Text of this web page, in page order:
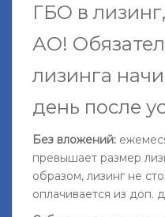
ГБО в
АО!
лизинга
день после
Без вложений:
превышает размер
образом, лизинг не
оплачивается из доп.